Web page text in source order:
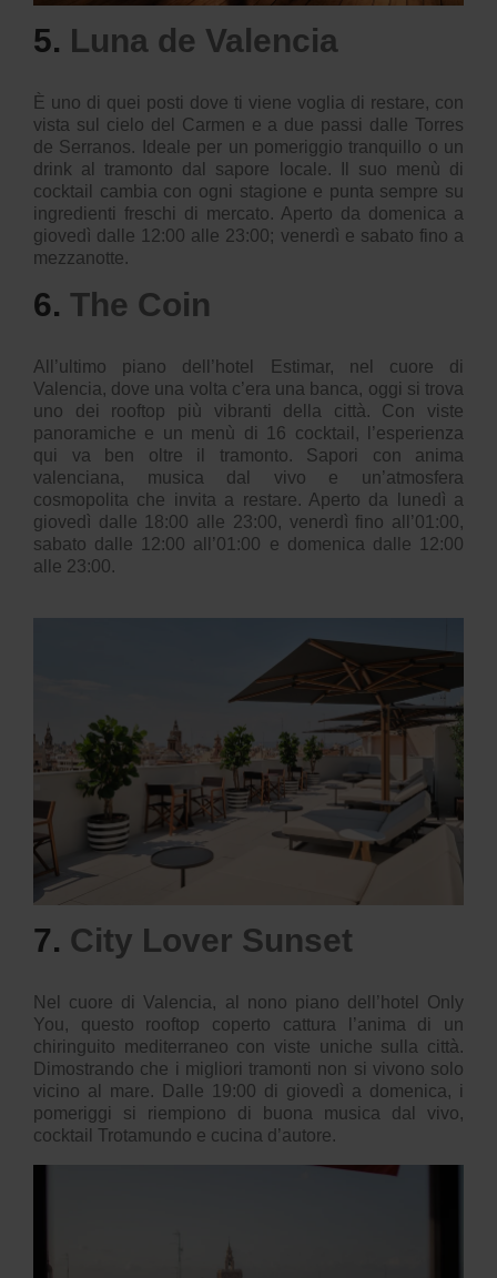
5. Luna de Valencia
È uno di quei posti dove ti viene voglia di restare, con
vista sul cielo del Carmen e a due passi dalle Torres
de Serranos. Ideale per un pomeriggio tranquillo o un
drink al tramonto dal sapore locale. Il suo menù di
cocktail cambia con ogni stagione e punta sempre su
ingredienti freschi di mercato. Aperto da domenica a
giovedì dalle 12:00 alle 23:00; venerdì e sabato fino a
mezzanotte.
6. The Coin
All’ultimo piano dell’hotel Estimar, nel cuore di
Valencia, dove una volta c’era una banca, oggi si trova
uno dei rooftop più vibranti della città. Con viste
panoramiche e un menù di 16 cocktail, l’esperienza
qui va ben oltre il tramonto. Sapori con anima
valenciana, musica dal vivo e un’atmosfera
cosmopolita che invita a restare. Aperto da lunedì a
giovedì dalle 18:00 alle 23:00, venerdì fino all’01:00,
sabato dalle 12:00 all’01:00 e domenica dalle 12:00
alle 23:00.
7. City Lover Sunset
Nel cuore di Valencia, al nono piano dell’hotel Only
You, questo rooftop coperto cattura l’anima di un
chiringuito mediterraneo con viste uniche sulla città.
Dimostrando che i migliori tramonti non si vivono solo
vicino al mare. Dalle 19:00 di giovedì a domenica, i
pomeriggi si riempiono di buona musica dal vivo,
cocktail Trotamundo e cucina d’autore.